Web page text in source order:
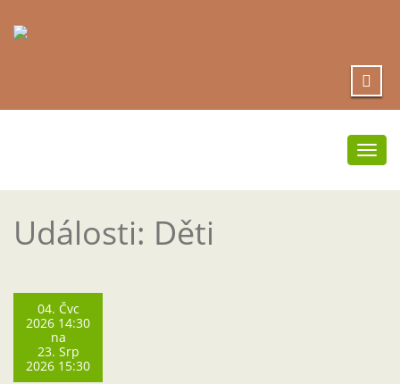
Události: Děti
04. Čvc
2026 14:30
na
23. Srp
2026 15:30